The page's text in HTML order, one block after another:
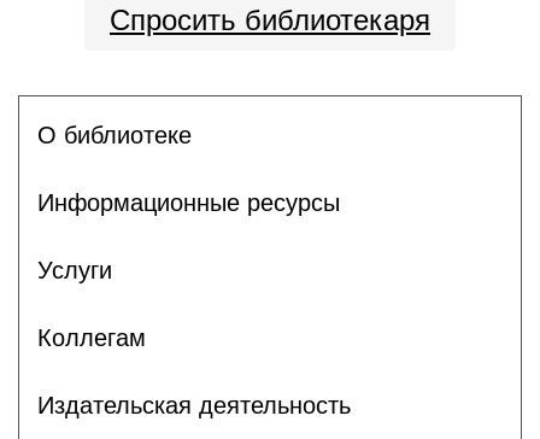
Спросить библиотекаря
О библиотеке
Информационные ресурсы
Услуги
Коллегам
Издательская деятельность